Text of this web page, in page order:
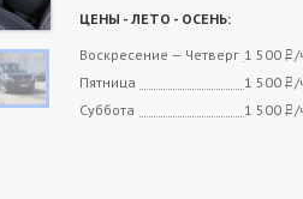
ЦЕНЫ - ЛЕТО - ОСЕНЬ:
Воскресение — Четверг 1 500
/
Пятница
1 500
/
Суббота
1 500 /